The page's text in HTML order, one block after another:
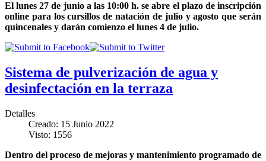
El lunes 27 de junio a las 10:00 h. se abre el plazo de inscripción
online para los cursillos de natación de julio y agosto que serán
quincenales y darán comienzo el lunes 4 de julio.
Sistema de pulverización de agua y
desinfectación en la terraza
Detalles
Creado: 15 Junio 2022
Visto: 1556
Dentro del proceso de mejoras y mantenimiento programado de